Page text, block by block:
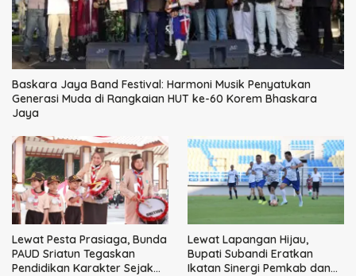
Baskara Jaya Band Festival: Harmoni Musik Penyatukan
Generasi Muda di Rangkaian HUT ke-60 Korem Bhaskara
Jaya
Lewat Pesta Prasiaga, Bunda
PAUD Sriatun Tegaskan
Pendidikan Karakter Sejak
Lewat Lapangan Hijau,
Bupati Subandi Eratkan
Ikatan Sinergi Pemkab dan